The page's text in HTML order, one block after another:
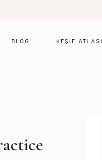
BLOG KEŞIF ATLASI